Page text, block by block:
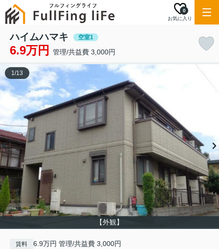
お気に入り
0
ハイムハマキ 空室1
6.9万円 管理/共益費 3,000円
【外観】
1/13
賃料 6.9万円 管理/共益費 3,000円